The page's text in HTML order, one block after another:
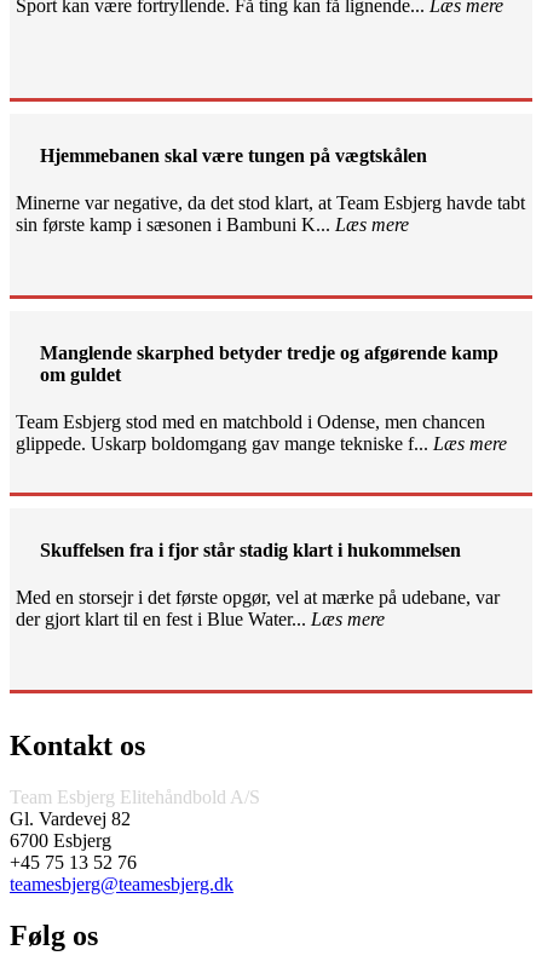
Sport kan være fortryllende. Få ting kan få lignende... Læs mere
Hjemmebanen skal være tungen på vægtskålen
Minerne var negative, da det stod klart, at Team Esbjerg havde tabt
sin første kamp i sæsonen i Bambuni K... Læs mere
Manglende skarphed betyder tredje og afgørende kamp
om guldet
Team Esbjerg stod med en matchbold i Odense, men chancen
glippede. Uskarp boldomgang gav mange tekniske f... Læs mere
Skuffelsen fra i fjor står stadig klart i hukommelsen
Med en storsejr i det første opgør, vel at mærke på udebane, var
der gjort klart til en fest i Blue Water... Læs mere
Kontakt os
Team Esbjerg Elitehåndbold A/S
Gl. Vardevej 82
6700 Esbjerg
+45 75 13 52 76
teamesbjerg@teamesbjerg.dk
Følg os